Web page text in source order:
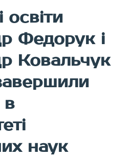
освіти
Федорук і
Ковальчук
в
наук